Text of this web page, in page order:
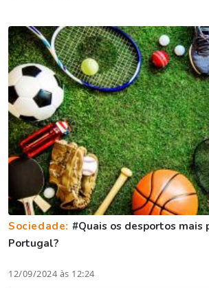
Sociedade: #Quais os desportos mais
Portugal?
12/09/2024 às 12:24